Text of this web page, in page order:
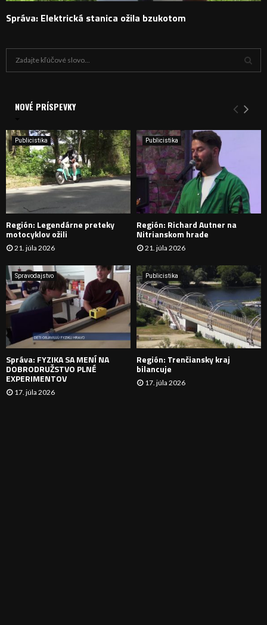
Správa: Elektrická stanica ožila bzukotom
i
e
:
Y
H
D
A
N
I
E
NOVÉ PRÍSPEVKY
Publicistika
Región: Legendárne preteky
motocyklov ožili
21. júla 2026
Publicistika
Región: Richard Autner na
Nitrianskom hrade
21. júla 2026
Spravodajstvo
Správa: FYZIKA SA MENÍ NA
DOBRODRUŽSTVO PLNÉ
EXPERIMENTOV
17. júla 2026
Publicistika
Región: Trenčiansky kraj
bilancuje
17. júla 2026